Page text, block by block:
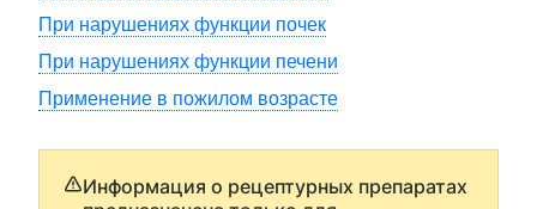
При нарушениях функции почек
При нарушениях функции печени
Применение в пожилом возрасте
Информация о рецептурных препаратах